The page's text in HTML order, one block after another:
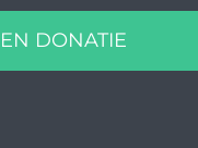
DONATIE